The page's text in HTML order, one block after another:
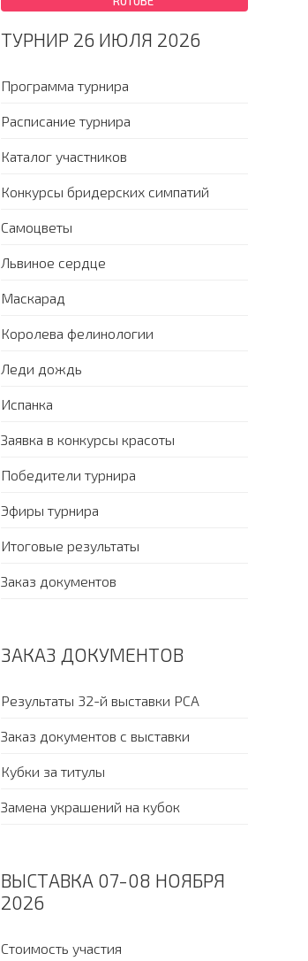
ТУРНИР 26 ИЮЛЯ 2026
Программа турнира
Расписание турнира
Каталог участников
Конкурсы бридерских симпатий
Самоцветы
Львиное сердце
Маскарад
Королева фелинологии
Леди дождь
Испанка
Заявка в конкурсы красоты
Победители турнира
Эфиры турнира
Итоговые результаты
Заказ документов
ЗАКАЗ ДОКУМЕНТОВ
Результаты 32-й выставки PCA
Заказ документов с выставки
Кубки за титулы
Замена украшений на кубок
ВЫСТАВКА 07-08 НОЯБРЯ
2026
Стоимость участия